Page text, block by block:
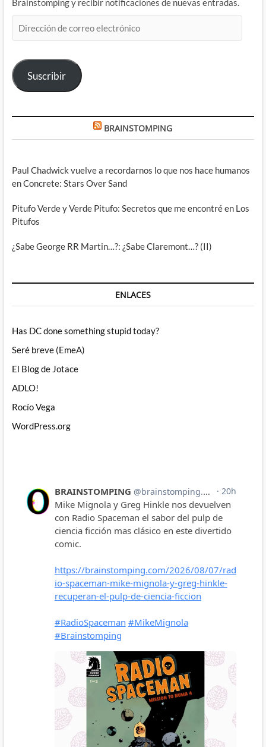
Brainstomping y recibir notificaciones de nuevas entradas.
de
electrónico
Suscribir
BRAINSTOMPING
Paul Chadwick vuelve a recordarnos lo que nos hace humanos
en Concrete: Stars Over Sand
Pitufo Verde y Verde Pitufo: Secretos que me encontré en Los
Pitufos
¿Sabe George RR Martin…?: ¿Sabe Claremont…? (II)
ENLACES
Has DC done something stupid today?
Seré breve (EmeA)
El Blog de Jotace
ADLO!
Rocío Vega
WordPress.org